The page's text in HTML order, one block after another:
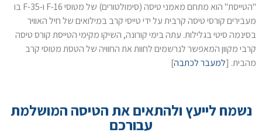
"הטייסת" הוא מתחם מאמני טיסה (סימולטורים) של מטוסי F-16 ו-F-35 בו
מעבירים קורסי טיסה קרבית על ידי טייסי קרב במילואים של חיל האוויר
בסינמה סיטי בגלילות. עתה בימי קורונה, השיקו מקימי הטייסת קורס טיסה
קרבי מקוון המאפשר לנרשמים לחוות את החוויה של הטסת מטוסי קרב
מהבית. [ למעבר לכתבה]
נשמח לייעץ ולהתאים את הטיסה המושלמת
עבורכם